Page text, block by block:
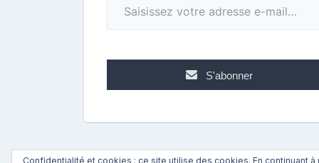
S'abonner
Confidentialité et cookies : ce site utilise des cookies. En continuant